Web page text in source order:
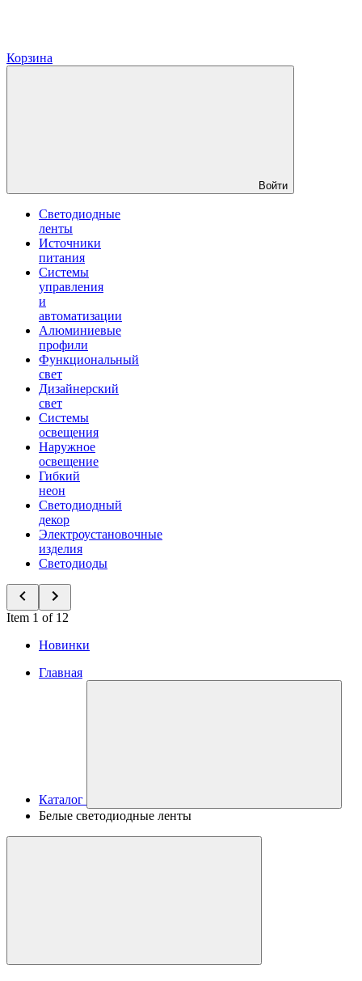
Корзина
Войти
Светодиодные
ленты
Источники
питания
Системы
управления
и
автоматизации
Алюминиевые
профили
Функциональный
свет
Дизайнерский
свет
Системы
освещения
Наружное
освещение
Гибкий
неон
Светодиодный
декор
Электроустановочные
изделия
Светодиоды
Item 1 of 12
Новинки
Главная
Каталог
Белые светодиодные ленты